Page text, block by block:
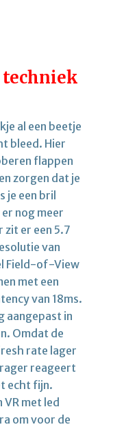
techniek
al een beetje
bleed. Hier
flappen
zorgen dat je
je een bril
nog meer
zit er een 5.7
van
Field-of-View
met een
van 18ms.
aangepast in
Omdat de
rate lager
reageert
echt fijn.
met led
om voor de